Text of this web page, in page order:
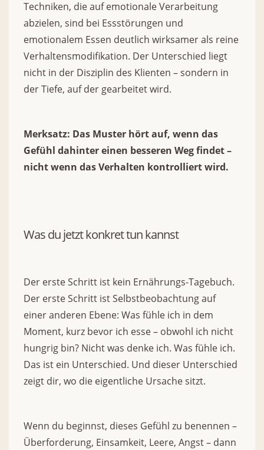
Techniken, die auf emotionale Verarbeitung
abzielen, sind bei Essstörungen und
emotionalem Essen deutlich wirksamer als reine
Verhaltensmodifikation. Der Unterschied liegt
nicht in der Disziplin des Klienten – sondern in
der Tiefe, auf der gearbeitet wird.
Merksatz: Das Muster hört auf, wenn das
Gefühl dahinter einen besseren Weg findet –
nicht wenn das Verhalten kontrolliert wird.
Was du jetzt konkret tun kannst
Der erste Schritt ist kein Ernährungs-Tagebuch.
Der erste Schritt ist Selbstbeobachtung auf
einer anderen Ebene: Was fühle ich in dem
Moment, kurz bevor ich esse – obwohl ich nicht
hungrig bin? Nicht was denke ich. Was fühle ich.
Das ist ein Unterschied. Und dieser Unterschied
zeigt dir, wo die eigentliche Ursache sitzt.
Wenn du beginnst, dieses Gefühl zu benennen –
Überforderung, Einsamkeit, Leere, Angst – dann